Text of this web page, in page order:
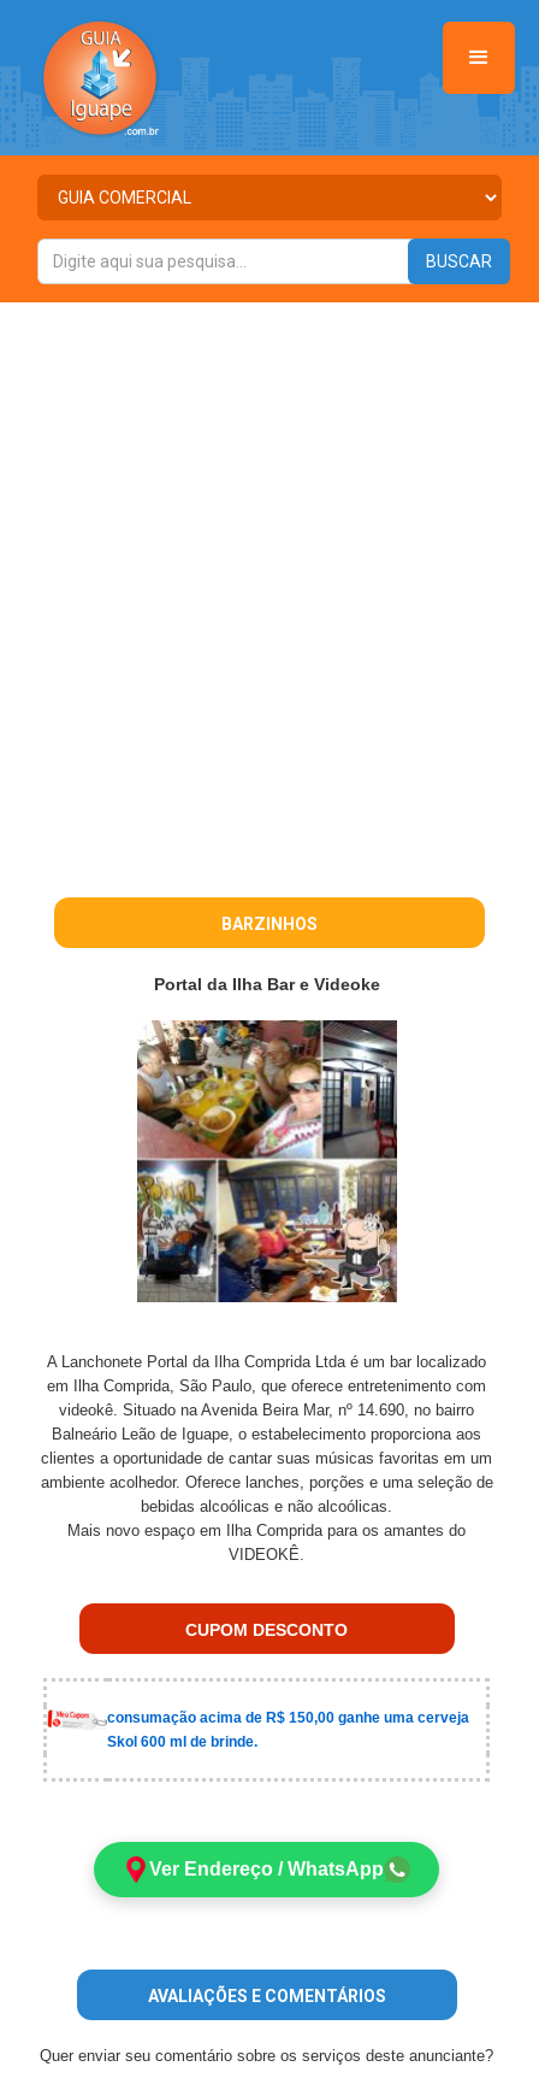
BARZINHOS
Portal da Ilha Bar e Videoke
A Lanchonete Portal da Ilha Comprida Ltda é um bar localizado
em Ilha Comprida, São Paulo, que oferece entretenimento com
videokê. Situado na Avenida Beira Mar, nº 14.690, no bairro
Balneário Leão de Iguape, o estabelecimento proporciona aos
clientes a oportunidade de cantar suas músicas favoritas em um
ambiente acolhedor. Oferece lanches, porções e uma seleção de
bebidas alcoólicas e não alcoólicas.
Mais novo espaço em Ilha Comprida para os amantes do
VIDEOKÊ.
CUPOM DESCONTO
consumação acima de R$ 150,00 ganhe uma cerveja
Skol 600 ml de brinde.
Ver Endereço / WhatsApp
AVALIAÇÕES E COMENTÁRIOS
Quer enviar seu comentário sobre os serviços deste anunciante?